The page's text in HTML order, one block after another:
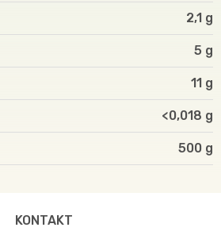
2,1 g
5 g
11 g
<0,018 g
500
KONTAKT